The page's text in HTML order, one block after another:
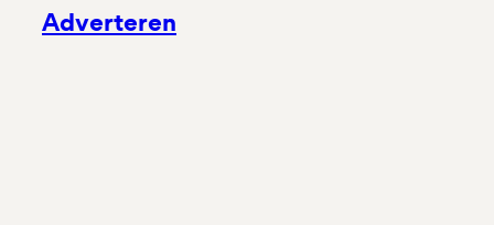
Adverteren